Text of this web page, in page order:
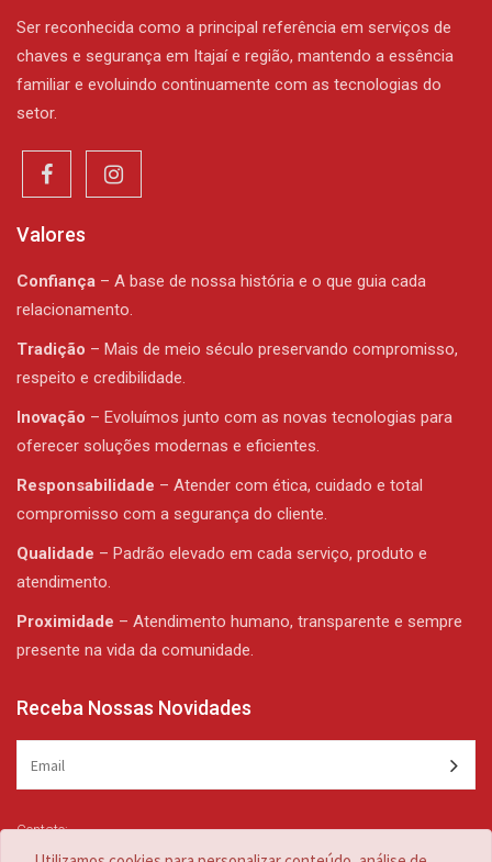
Ser reconhecida como a principal referência em serviços de
chaves e segurança em Itajaí e região, mantendo a essência
familiar e evoluindo continuamente com as tecnologias do
setor.
Valores
Confiança – A base de nossa história e o que guia cada
relacionamento.
Tradição – Mais de meio século preservando compromisso,
respeito e credibilidade.
Inovação – Evoluímos junto com as novas tecnologias para
oferecer soluções modernas e eficientes.
Responsabilidade – Atender com ética, cuidado e total
compromisso com a segurança do cliente.
Qualidade – Padrão elevado em cada serviço, produto e
atendimento.
Proximidade – Atendimento humano, transparente e sempre
presente na vida da comunidade.
Receba Nossas Novidades
Contato: